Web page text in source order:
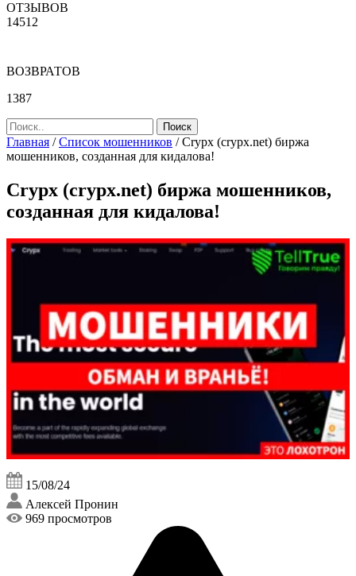
ОТЗЫВОВ
14512
ВОЗВРАТОВ
1387
Главная /Список мошенников /Crypx (crypx.net) биржа
мошенников, созданная для кидалова!
Crypx (crypx.net) биржа мошенников,
созданная для кидалова!
15/08/24
Алексей Пронин
969 просмотров